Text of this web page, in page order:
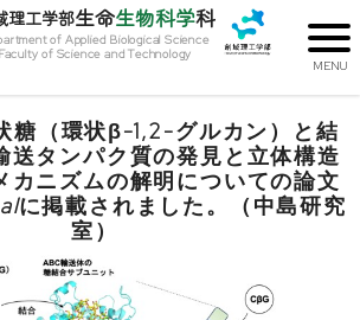
理工学部生命生物科学科
of Applied Biological Science
Faculty of Science and Technology
糖（環状β-1,2-グルカン）と結
送タンパク質の発見と立体構造
カニズムの解明についての論文
に掲載されました。（中島研究
室）